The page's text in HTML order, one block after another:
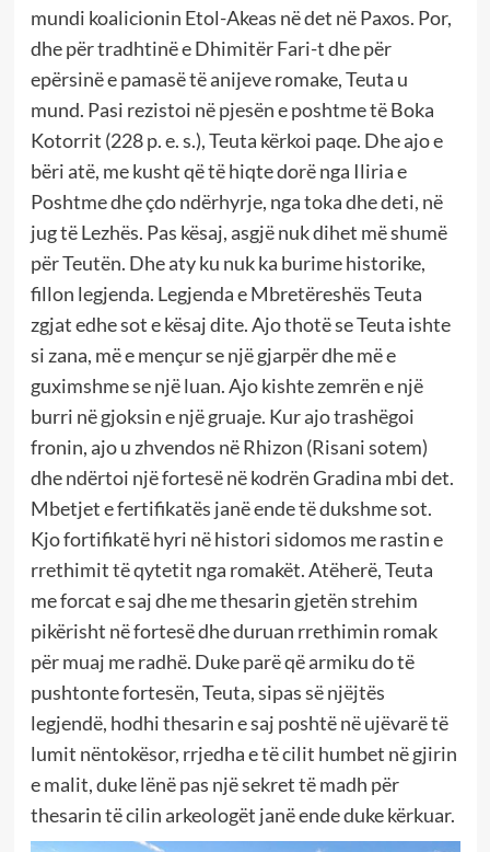
mundi koalicionin Etol-Akeas në det në Paxos. Por,
dhe për tradhtinë e Dhimitër Fari-t dhe për
epërsinë e pamasë të anijeve romake, Teuta u
mund. Pasi rezistoi në pjesën e poshtme të Boka
Kotorrit (228 p. e. s.), Teuta kërkoi paqe. Dhe ajo e
bëri atë, me kusht që të hiqte dorë nga Iliria e
Poshtme dhe çdo ndërhyrje, nga toka dhe deti, në
jug të Lezhës. Pas kësaj, asgjë nuk dihet më shumë
për Teutën. Dhe aty ku nuk ka burime historike,
fillon legjenda. Legjenda e Mbretëreshës Teuta
zgjat edhe sot e kësaj dite. Ajo thotë se Teuta ishte
si zana, më e mençur se një gjarpër dhe më e
guximshme se një luan. Ajo kishte zemrën e një
burri në gjoksin e një gruaje. Kur ajo trashëgoi
fronin, ajo u zhvendos në Rhizon (Risani sotem)
dhe ndërtoi një fortesë në kodrën Gradina mbi det.
Mbetjet e fertifikatës janë ende të dukshme sot.
Kjo fortifikatë hyri në histori sidomos me rastin e
rrethimit të qytetit nga romakët. Atëherë, Teuta
me forcat e saj dhe me thesarin gjetën strehim
pikërisht në fortesë dhe duruan rrethimin romak
për muaj me radhë. Duke parë që armiku do të
pushtonte fortesën, Teuta, sipas së njëjtës
legjendë, hodhi thesarin e saj poshtë në ujëvarë të
lumit nëntokësor, rrjedha e të cilit humbet në gjirin
e malit, duke lënë pas një sekret të madh për
thesarin të cilin arkeologët janë ende duke kërkuar.